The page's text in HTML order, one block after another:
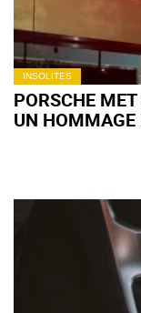
INSOLITES
PORSCHE
UN